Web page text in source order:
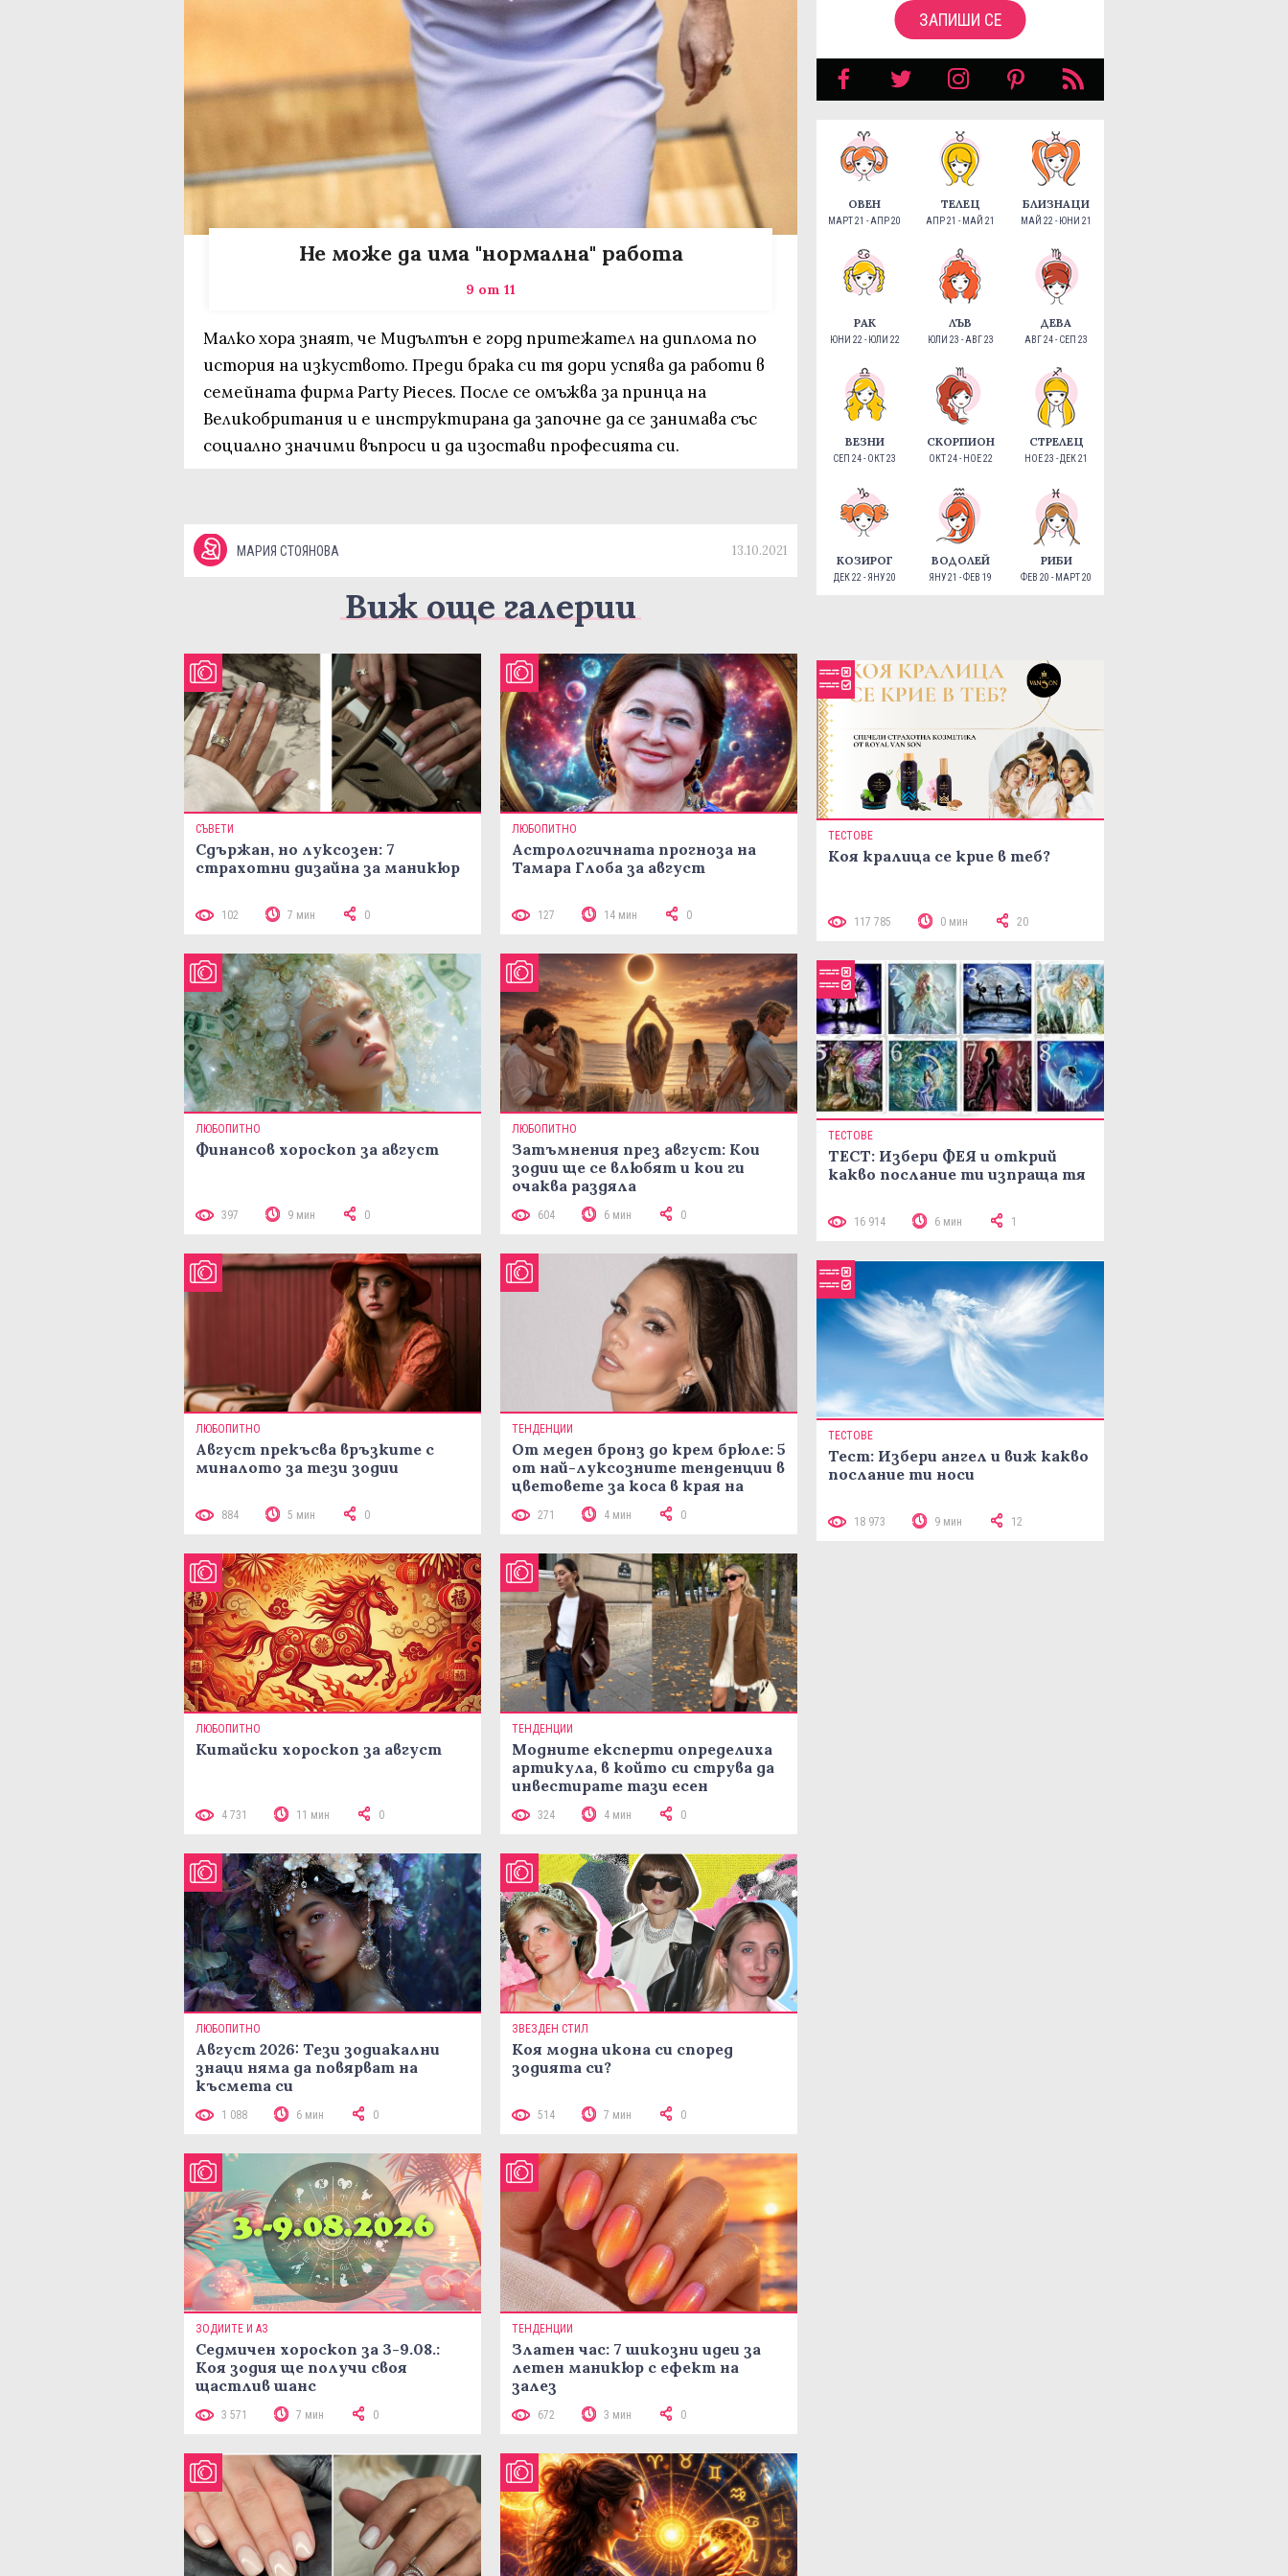
Не може да има "нормална" работа
9 от 11
Малко хора знаят, че Мидълтън е горд притежател на диплома по
история на изкуството. Преди брака си тя дори успява да работи в
семейната фирма Party Pieces. После се омъжва за принца на
Великобритания и е инструктирана да започне да се занимава със
социално значими въпроси и да изостави професията си.
МАРИЯ СТОЯНОВА 13.10.2021
Виж още галерии
СЪВЕТИ
Сдържан, но луксозен: 7
страхотни дизайна за маникюр
102 7 мин 0
ЛЮБОПИТНО
Астрологичната прогноза на
Тамара Глоба за август
127 14 мин 0
ЛЮБОПИТНО
Финансов хороскоп за август
397 9 мин 0
ЛЮБОПИТНО
Затъмнения през август: Кои
зодии ще се влюбят и кои ги
очаква раздяла
604 6 мин 0
ЛЮБОПИТНО
Август прекъсва връзките с
миналото за тези зодии
884 5 мин 0
ТЕНДЕНЦИИ
От меден бронз до крем брюле: 5
от най-луксозните тенденции в
цветовете за коса в края на
271 4 мин 0
ЛЮБОПИТНО
Китайски хороскоп за август
4 731 11 мин 0
ТЕНДЕНЦИИ
Модните експерти определиха
артикула, в който си струва да
инвестирате тази есен
324 4 мин 0
ЛЮБОПИТНО
Август 2026: Тези зодиакални
знаци няма да повярват на
късмета си
1 088 6 мин 0
ЗВЕЗДЕН СТИЛ
Коя модна икона си според
зодията си?
514 7 мин 0
ЗОДИИТЕ И АЗ
Седмичен хороскоп за 3-9.08.:
Коя зодия ще получи своя
щастлив шанс
3 571 7 мин 0
ТЕНДЕНЦИИ
Златен час: 7 шикозни идеи за
летен маникюр с ефект на
залез
672 3 мин 0
ЗАПИШИ СЕ
ОВЕН
МАРТ 21 - АПР 20
ТЕЛЕЦ
АПР 21 - МАЙ 21
БЛИЗНАЦИ
МАЙ 22 - ЮНИ 21
РАК
ЮНИ 22 - ЮЛИ 22
ЛЪВ
ЮЛИ 23 - АВГ 23
ДЕВА
АВГ 24 - СЕП 23
ВЕЗНИ
СЕП 24 - ОКТ 23
СКОРПИОН
ОКТ 24 - НОЕ 22
СТРЕЛЕЦ
НОЕ 23 - ДЕК 21
КОЗИРОГ
ДЕК 22 - ЯНУ 20
ВОДОЛЕЙ
ЯНУ 21 - ФЕВ 19
РИБИ
ФЕВ 20 - МАРТ 20
ТЕСТОВЕ
Коя кралица се крие в теб?
117 785 0 мин 20
ТЕСТОВЕ
ТЕСТ: Избери ФЕЯ и открий
какво послание ти изпраща тя
16 914 6 мин 1
ТЕСТОВЕ
Тест: Избери ангел и виж какво
послание ти носи
18 973 9 мин 12